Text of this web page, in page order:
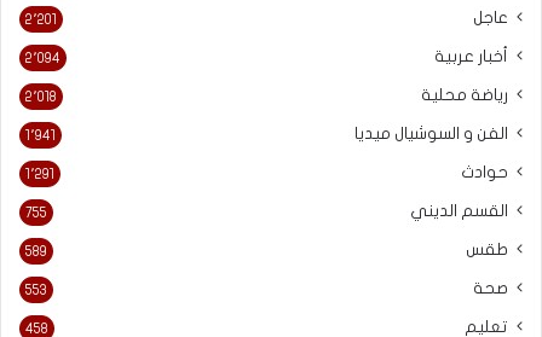
عاجل 2٬201
أخبار عربية 2٬094
رياضة محلية 2٬018
الفن و السوشيال ميديا 1٬941
حوادث 1٬291
القسم الديني 755
طقس 589
صحة 553
تعليم 458